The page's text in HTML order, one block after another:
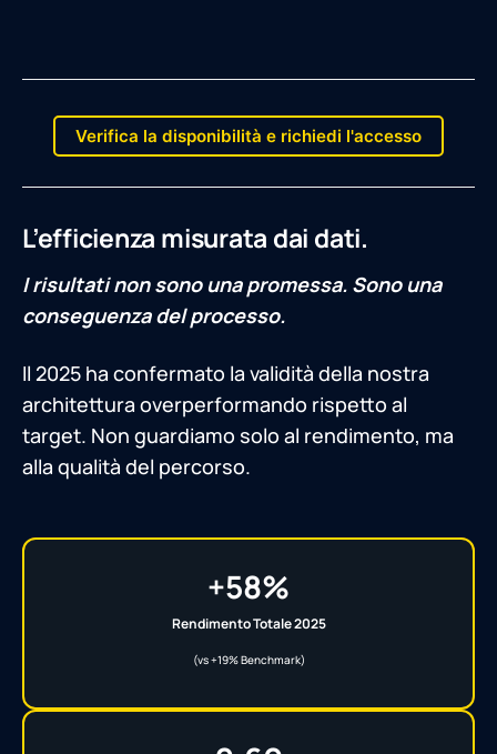
Verifica la disponibilità e richiedi l'accesso
L’efficienza misurata dai dati.
I risultati non sono una promessa. Sono una
conseguenza del processo.
Il 2025 ha confermato la validità della nostra
architettura overperformando rispetto al
target. Non guardiamo solo al rendimento, ma
alla qualità del percorso.
+58%
Rendimento Totale 2025
(vs +19% Benchmark)